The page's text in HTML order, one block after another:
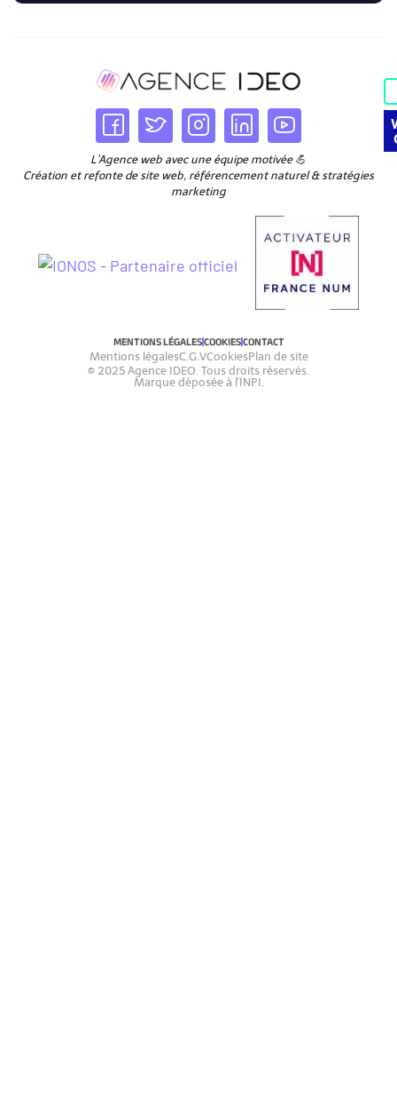
L’Agence web avec une équipe motivée 💪
Création et refonte de site web, référencement naturel & stratégies
marketing
MENTIONS LÉGALESCOOKIESCONTACT
Mentions légalesC.G.VCookiesPlan de site
© 2025 Agence IDEO. Tous droits réservés.
Marque déposée à l'INPI.